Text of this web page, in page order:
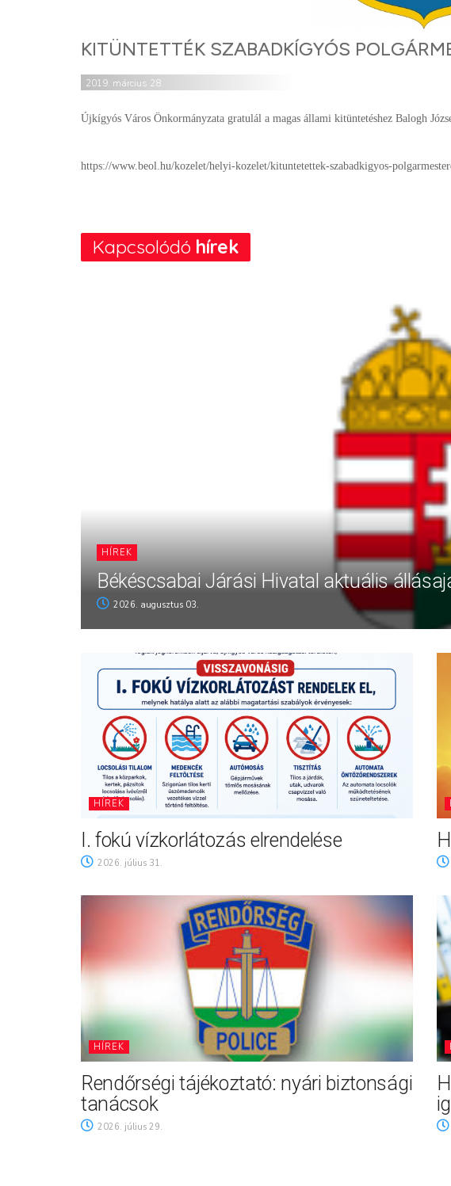
KITÜNTETTÉK SZABADKÍGYÓS
2019. március 28.
Újkígyós Város Önkormányzata gratulál a magas állami kitüntetéshez Balogh
https://www.beol.hu/kozelet/helyi-kozelet/kituntetettek-szabadkigyos-
Kapcsolódó hírek
HÍREK
Békéscsabai Járási Hivatal aktuális
2026. augusztus 03.
HÍREK
I. fokú vízkorlátozás elrendelése
2026. július 31.
HÍREK
Rendőrségi tájékoztató: nyári biztonsági
tanácsok
2026. július 29.